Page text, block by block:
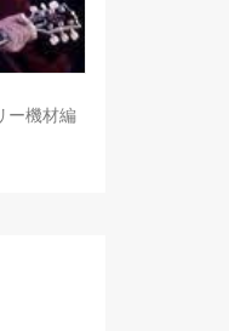
ー機材編